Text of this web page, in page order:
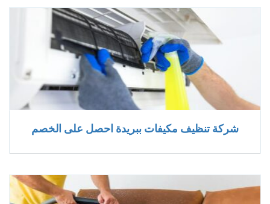
شركة تنظيف مكيفات ببريدة احصل على الخصم